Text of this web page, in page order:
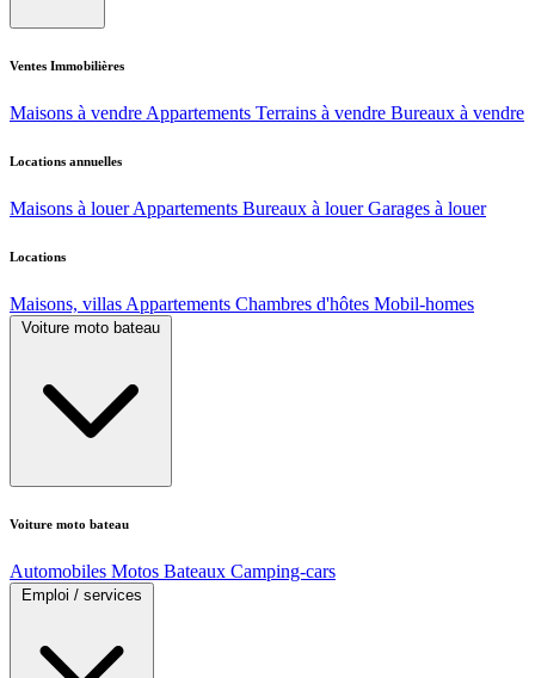
Ventes Immobilières
Maisons à vendre Appartements Terrains à vendre Bureaux à vendre
Locations annuelles
Maisons à louer Appartements Bureaux à louer Garages à louer
Locations
Maisons, villas Appartements Chambres d'hôtes Mobil-homes
Voiture moto bateau
Voiture moto bateau
Automobiles Motos Bateaux Camping-cars
Emploi / services